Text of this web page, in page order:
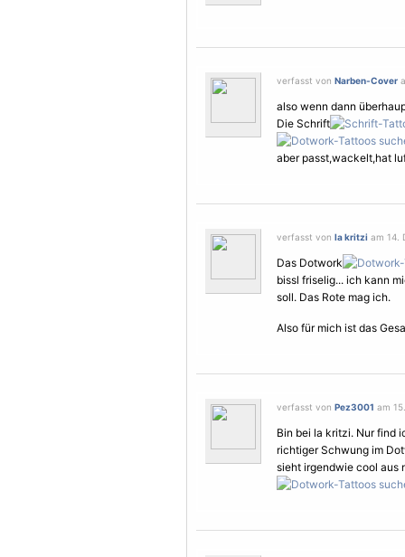
verfasst von Narben-Cover
also wenn dann
Die Schrift
aber passt,wackelt,hat
verfasst von la kritzi am 14.
Das Dotwork
bissl friselig... ich kann
soll. Das Rote mag ich.
Also für mich ist das
verfasst von Pez3001 am
Bin bei la kritzi. Nur find
richtiger Schwung im
sieht irgendwie cool aus